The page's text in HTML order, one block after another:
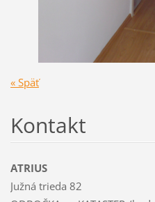
« Späť
Kontakt
ATRIUS
Južná trieda 82